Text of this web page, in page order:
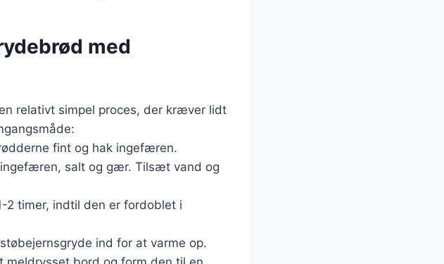
med
relativt simpel proces, der kræver lidt
fint og hak ingefæren.
salt og gær. Tilsæt vand og
timer, indtil den er fordoblet i
ind for at varme op.